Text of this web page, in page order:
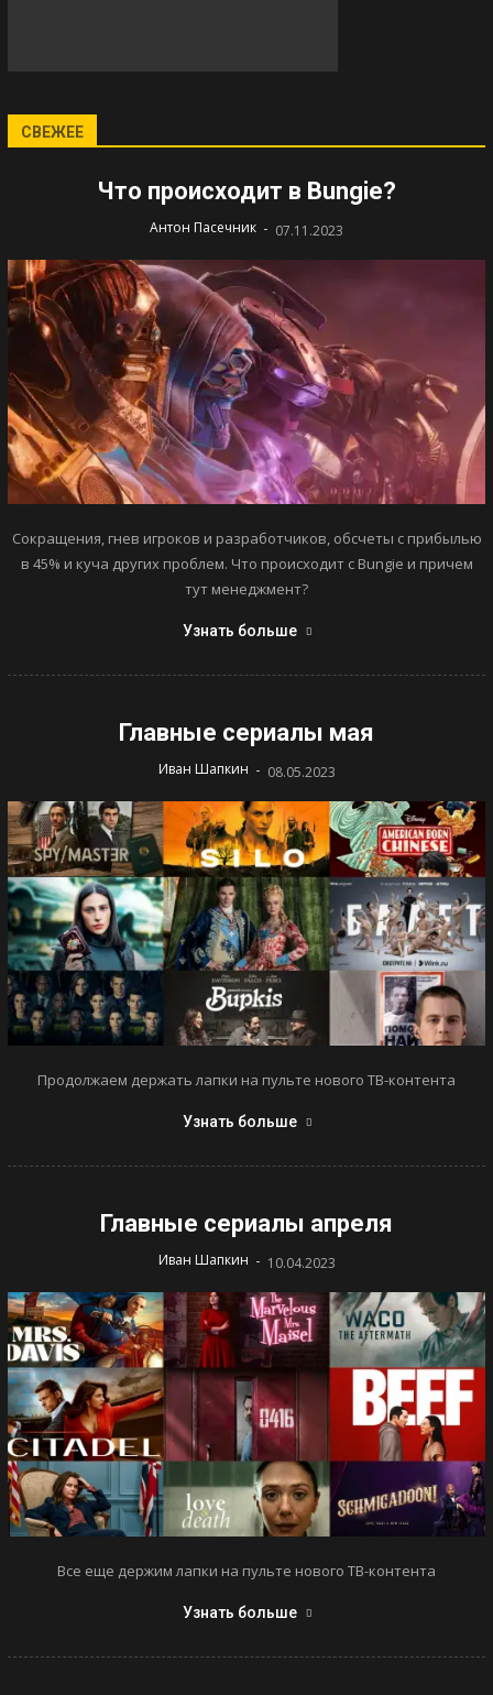
СВЕЖЕЕ
Что происходит в Bungie?
Антон Пасечник - 07.11.2023
Сокращения, гнев игроков и разработчиков, обсчеты с прибылью
в 45% и куча других проблем. Что происходит с Bungie и причем
тут менеджмент?
Узнать больше
Главные сериалы мая
Иван Шапкин - 08.05.2023
Продолжаем держать лапки на пульте нового ТВ-контента
Узнать больше
Главные сериалы апреля
Иван Шапкин - 10.04.2023
Все еще держим лапки на пульте нового ТВ-контента
Узнать больше